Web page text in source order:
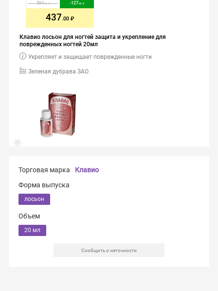
Клавио лосьон для ногтей защита и укрепление для
поврежденных ногтей 20мл
Зеленая дубрава ЗАО
Укрепляет и защищает поврежденные ногти
564.00 -127.00
437.00
Торговая марка
Клавио
Форма выпуска
лосьон
Объем
20 мл
Сообщить о неточности